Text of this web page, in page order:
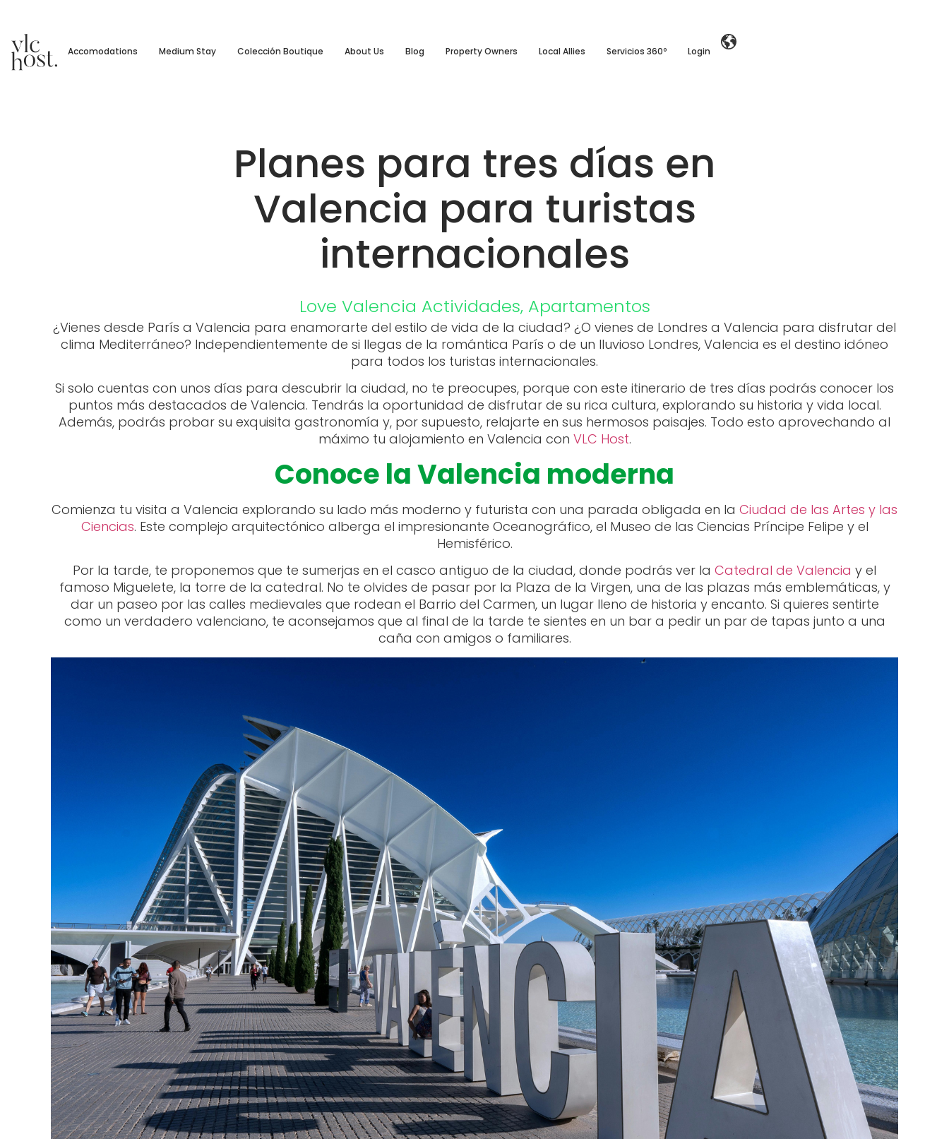
Accomodations Medium Stay Colección Boutique About Us Blog Property Owners Local Allies Servicios 360º Login
Planes para tres días en
Valencia para turistas
internacionales
Love Valencia Actividades, Apartamentos
¿Vienes desde París a Valencia para enamorarte del estilo de vida de la ciudad? ¿O vienes de Londres a Valencia para disfrutar del
clima Mediterráneo? Independientemente de si llegas de la romántica París o de un lluvioso Londres, Valencia es el destino idóneo
para todos los turistas internacionales.
Si solo cuentas con unos días para descubrir la ciudad, no te preocupes, porque con este itinerario de tres días podrás conocer los
puntos más destacados de Valencia. Tendrás la oportunidad de disfrutar de su rica cultura, explorando su historia y vida local.
Además, podrás probar su exquisita gastronomía y, por supuesto, relajarte en sus hermosos paisajes. Todo esto aprovechando al
máximo tu alojamiento en Valencia con VLC Host.
Conoce la Valencia moderna
Comienza tu visita a Valencia explorando su lado más moderno y futurista con una parada obligada en la Ciudad de las Artes y las
Ciencias. Este complejo arquitectónico alberga el impresionante Oceanográfico, el Museo de las Ciencias Príncipe Felipe y el
Hemisférico.
Por la tarde, te proponemos que te sumerjas en el casco antiguo de la ciudad, donde podrás ver la Catedral de Valencia y el
famoso Miguelete, la torre de la catedral. No te olvides de pasar por la Plaza de la Virgen, una de las plazas más emblemáticas, y
dar un paseo por las calles medievales que rodean el Barrio del Carmen, un lugar lleno de historia y encanto. Si quieres sentirte
como un verdadero valenciano, te aconsejamos que al final de la tarde te sientes en un bar a pedir un par de tapas junto a una
caña con amigos o familiares.